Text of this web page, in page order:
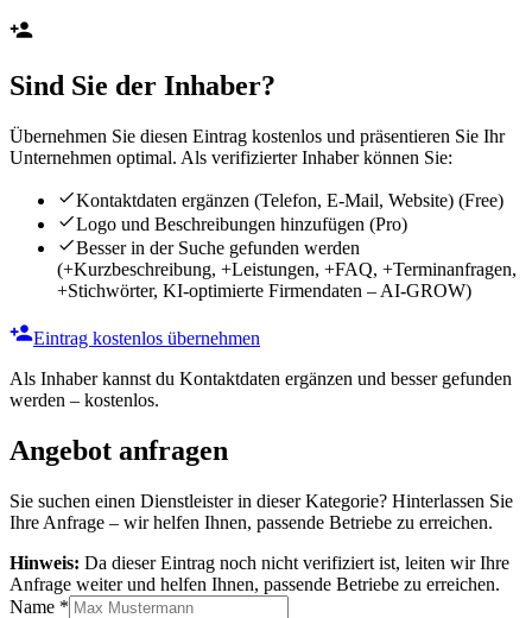
Sind Sie der Inhaber?
Übernehmen Sie diesen Eintrag kostenlos und präsentieren Sie Ihr
Unternehmen optimal. Als verifizierter Inhaber können Sie:
Kontaktdaten ergänzen (Telefon, E-Mail, Website) (Free)
Logo und Beschreibungen hinzufügen (Pro)
Besser in der Suche gefunden werden
(+Kurzbeschreibung, +Leistungen, +FAQ, +Terminanfragen,
+Stichwörter, KI-optimierte Firmendaten – AI-GROW)
Eintrag kostenlos übernehmen
Als Inhaber kannst du Kontaktdaten ergänzen und besser gefunden
werden – kostenlos.
Angebot anfragen
Sie suchen einen Dienstleister in dieser Kategorie? Hinterlassen Sie
Ihre Anfrage – wir helfen Ihnen, passende Betriebe zu erreichen.
Hinweis: Da dieser Eintrag noch nicht verifiziert ist, leiten wir Ihre
Anfrage weiter und helfen Ihnen, passende Betriebe zu erreichen.
Name *